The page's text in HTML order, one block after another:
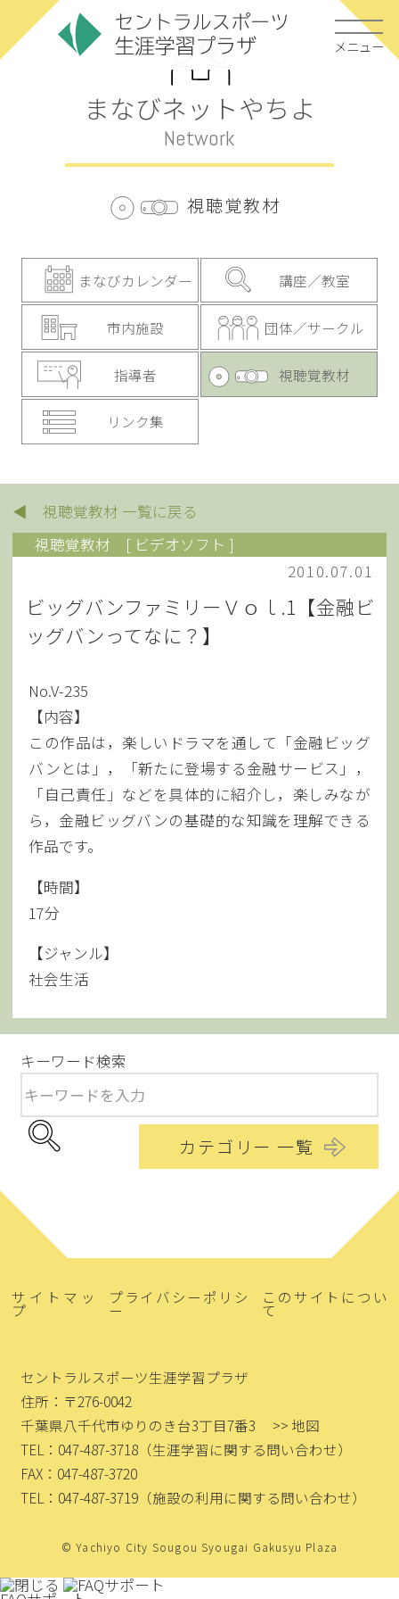
メニュー
まなびネットやちよ
Network
視聴覚教材
まなびカレンダー 講座／教室
市内施設 団体／サークル
指導者 視聴覚教材
リンク集
◀ 視聴覚教材 一覧に戻る
視聴覚教材
[ ビデオソフト ]
2010.07.01
ビッグバンファミリーＶｏｌ.1【金融ビ
ッグバンってなに？】
No.V-235
【内容】
この作品は，楽しいドラマを通して「金融ビッグ
バンとは」，「新たに登場する金融サービス」，
「自己責任」などを具体的に紹介し，楽しみなが
ら，金融ビッグバンの基礎的な知識を理解できる
作品です。
【時間】
17分
【ジャンル】
社会生活
キーワード検索
カテゴリー 一覧
サイトマッ
プ
プライバシーポリシ
ー
このサイトについ
て
セントラルスポーツ生涯学習プラザ
住所：〒276-0042
千葉県八千代市ゆりのき台3丁目7番3
>> 地図
TEL：047-487-3718 （生涯学習に関する問い合わせ）
FAX：047-487-3720
TEL：047-487-3719 （施設の利用に関する問い合わせ）
© Yachiyo City Sougou Syougai Gakusyu Plaza